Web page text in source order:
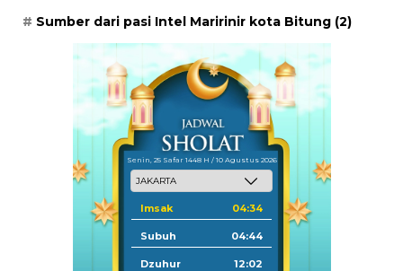
Sumber dari pasi Intel Maririnir kota Bitung (2)
Senin, 25 Safar 1448 H / 10 Agustus 2026
Imsak 04:34
Subuh 04:44
Dzuhur 12:02